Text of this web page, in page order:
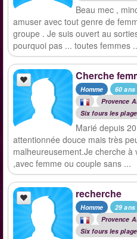
Beau mec ,
amuser avec tout genre de
groupe . Je suis ouvert au
pourquoi pas ... toutes femmes
Cherche
Homme
60 ans
Provence
Six fours les
Marié depuis
attentionnée douce mais très
malheureusement.Je cherche
,avec femme ou couple sans ...
recherche
Homme
29 ans
Provence
Six fours les